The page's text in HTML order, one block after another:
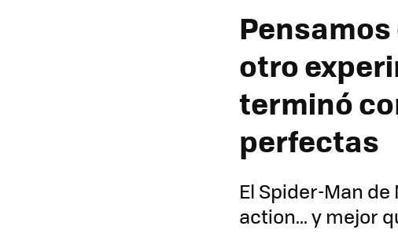
otro
terminó
perfectas
El Spider-Man
action... y mejor